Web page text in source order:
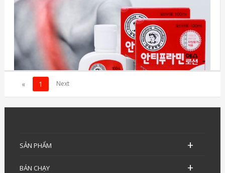
« 1
SẢN PHẨM
BÁN CHẠY